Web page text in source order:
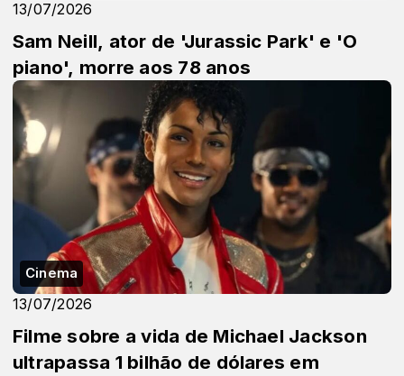
13/07/2026
Sam Neill, ator de 'Jurassic Park' e 'O
piano', morre aos 78 anos
Cinema
13/07/2026
Filme sobre a vida de Michael Jackson
ultrapassa 1 bilhão de dólares em